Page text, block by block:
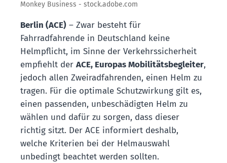
Monkey Business - stock.adobe.com
Berlin (ACE) – Zwar besteht für
Fahrradfahrende in Deutschland keine
Helmpflicht, im Sinne der Verkehrssicherheit
empfiehlt der ACE, Europas Mobilitätsbegleiter,
jedoch allen Zweiradfahrenden, einen Helm zu
tragen. Für die optimale Schutzwirkung gilt es,
einen passenden, unbeschädigten Helm zu
wählen und dafür zu sorgen, dass dieser
richtig sitzt. Der ACE informiert deshalb,
welche Kriterien bei der Helmauswahl
unbedingt beachtet werden sollten.